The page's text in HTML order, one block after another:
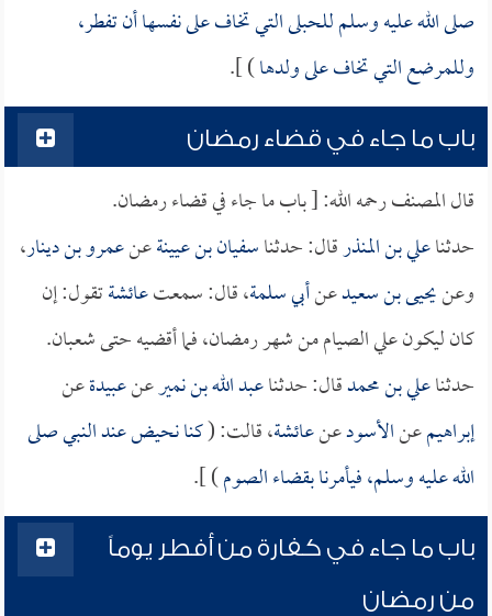
صلى الله عليه وسلم للحبلى التي تخاف على نفسها أن تفطر،
وللمرضع التي تخاف على ولدها) ].
باب ما جاء في قضاء رمضان
قال المصنف رحمه الله: [ باب ما جاء في قضاء رمضان.
حدثناعلي بن المنذرقال: حدثناسفيان بن عيينةعنعمرو بن دينار،
وعنيحيى بن سعيدعنأبي سلمة، قال: سمعتعائشةتقول: إن
كان ليكون علي الصيام من شهر رمضان، فما أقضيه حتى شعبان.
حدثناعلي بن محمدقال: حدثناعبد الله بن نميرعنعبيدةعن
إبراهيمعنالأسودعنعائشة، قالت: (كنا نحيض عند النبي صلى
الله عليه وسلم، فيأمرنا بقضاء الصوم) ].
باب ما جاء في كفارة من أفطر يوماً
من رمضان